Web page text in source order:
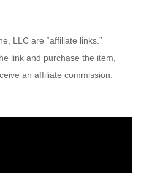
LLC are “affiliate links.”
link and purchase the item,
an affiliate commission.